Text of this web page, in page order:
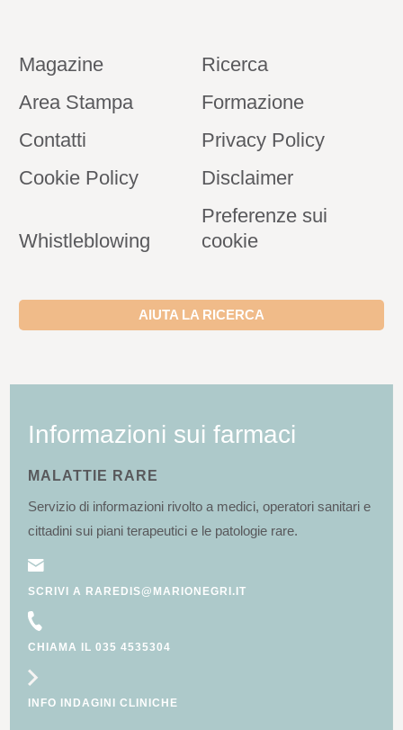
Magazine
Ricerca
Area Stampa
Formazione
Contatti
Privacy Policy
Cookie Policy
Disclaimer
Whistleblowing
Preferenze sui
cookie
AIUTA LA RICERCA
Informazioni sui farmaci
MALATTIE RARE
Servizio di informazioni rivolto a medici, operatori sanitari e
cittadini sui piani terapeutici e le patologie rare.
SCRIVI A RAREDIS@MARIONEGRI.IT
CHIAMA IL 035 4535304
INFO INDAGINI CLINICHE